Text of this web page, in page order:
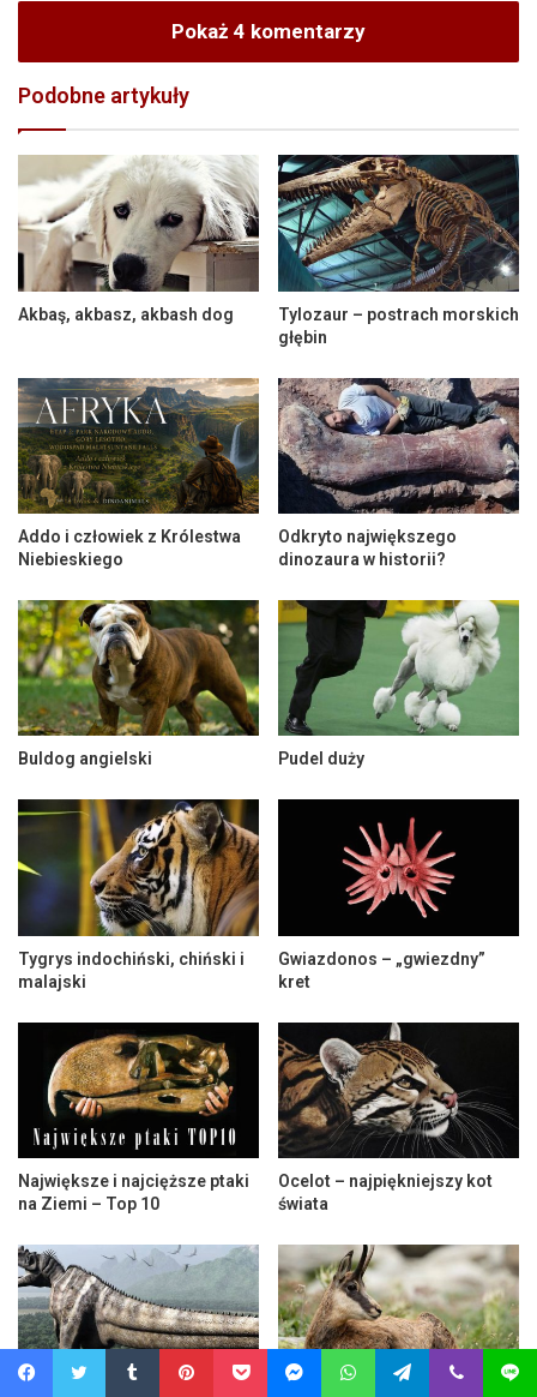
Pokaż 4 komentarzy
Podobne artykuły
Akbaş, akbasz, akbash dog
Tylozaur – postrach morskich
głębin
Addo i człowiek z Królestwa
Niebieskiego
Odkryto największego
dinozaura w historii?
Buldog angielski Pudel duży
Tygrys indochiński, chiński i
malajski
Gwiazdonos – „gwiezdny”
kret
Największe i najcięższe ptaki
na Ziemi – Top 10
Ocelot – najpiękniejszy kot
świata